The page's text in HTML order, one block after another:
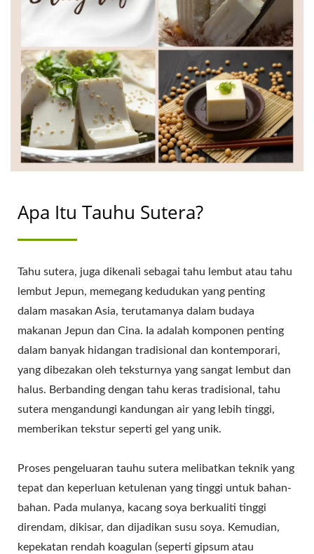
CO., LTD.
kejayaan perniagaan anda.
Apa Itu Tauhu Sutera?
Tahu sutera, juga dikenali sebagai tahu lembut atau tahu
lembut Jepun, memegang kedudukan yang penting
dalam masakan Asia, terutamanya dalam budaya
makanan Jepun dan Cina. Ia adalah komponen penting
dalam banyak hidangan tradisional dan kontemporari,
yang dibezakan oleh teksturnya yang sangat lembut dan
halus. Berbanding dengan tahu keras tradisional, tahu
sutera mengandungi kandungan air yang lebih tinggi,
memberikan tekstur seperti gel yang unik.
Proses pengeluaran tauhu sutera melibatkan teknik yang
tepat dan keperluan ketulenan yang tinggi untuk bahan-
bahan. Pada mulanya, kacang soya berkualiti tinggi
direndam, dikisar, dan dijadikan susu soya. Kemudian,
kepekatan rendah koagulan (seperti gipsum atau